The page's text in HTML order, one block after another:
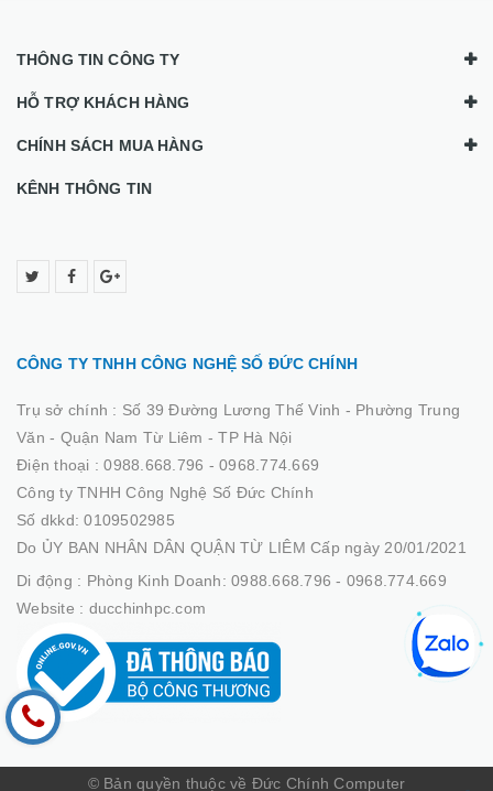
THÔNG TIN CÔNG TY
HỖ TRỢ KHÁCH HÀNG
CHÍNH SÁCH MUA HÀNG
KÊNH THÔNG TIN
CÔNG TY TNHH CÔNG NGHỆ SỐ ĐỨC CHÍNH
Trụ sở chính : Số 39 Đường Lương Thế Vinh - Phường Trung
Văn - Quận Nam Từ Liêm - TP Hà Nội
Điện thoại :0988.668.796 - 0968.774.669
Công ty TNHH Công Nghệ Số Đức Chính
Số dkkd: 0109502985
Do ỦY BAN NHÂN DÂN QUẬN TỪ LIÊM Cấp ngày 20/01/2021
Di động : Phòng Kinh Doanh: 0988.668.796 - 0968.774.669
Website : ducchinhpc.com
© Bản quyền thuộc về Đức Chính Computer